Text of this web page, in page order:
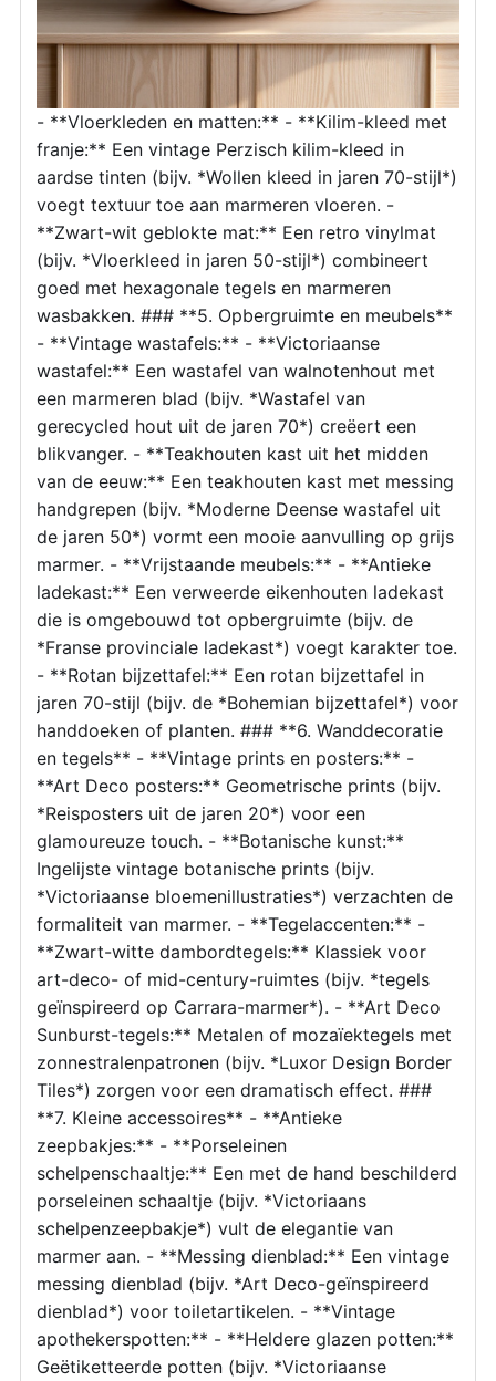
- **Vloerkleden en matten:** - **Kilim-kleed met
franje:** Een vintage Perzisch kilim-kleed in
aardse tinten (bijv. *Wollen kleed in jaren 70-stijl*)
voegt textuur toe aan marmeren vloeren. -
**Zwart-wit geblokte mat:** Een retro vinylmat
(bijv. *Vloerkleed in jaren 50-stijl*) combineert
goed met hexagonale tegels en marmeren
wasbakken. ### **5. Opbergruimte en meubels**
- **Vintage wastafels:** - **Victoriaanse
wastafel:** Een wastafel van walnotenhout met
een marmeren blad (bijv. *Wastafel van
gerecycled hout uit de jaren 70*) creëert een
blikvanger. - **Teakhouten kast uit het midden
van de eeuw:** Een teakhouten kast met messing
handgrepen (bijv. *Moderne Deense wastafel uit
de jaren 50*) vormt een mooie aanvulling op grijs
marmer. - **Vrijstaande meubels:** - **Antieke
ladekast:** Een verweerde eikenhouten ladekast
die is omgebouwd tot opbergruimte (bijv. de
*Franse provinciale ladekast*) voegt karakter toe.
- **Rotan bijzettafel:** Een rotan bijzettafel in
jaren 70-stijl (bijv. de *Bohemian bijzettafel*) voor
handdoeken of planten. ### **6. Wanddecoratie
en tegels** - **Vintage prints en posters:** -
**Art Deco posters:** Geometrische prints (bijv.
*Reisposters uit de jaren 20*) voor een
glamoureuze touch. - **Botanische kunst:**
Ingelijste vintage botanische prints (bijv.
*Victoriaanse bloemenillustraties*) verzachten de
formaliteit van marmer. - **Tegelaccenten:** -
**Zwart-witte dambordtegels:** Klassiek voor
art-deco- of mid-century-ruimtes (bijv. *tegels
geïnspireerd op Carrara-marmer*). - **Art Deco
Sunburst-tegels:** Metalen of mozaïektegels met
zonnestralenpatronen (bijv. *Luxor Design Border
Tiles*) zorgen voor een dramatisch effect. ###
**7. Kleine accessoires** - **Antieke
zeepbakjes:** - **Porseleinen
schelpenschaaltje:** Een met de hand beschilderd
porseleinen schaaltje (bijv. *Victoriaans
schelpenzeepbakje*) vult de elegantie van
marmer aan. - **Messing dienblad:** Een vintage
messing dienblad (bijv. *Art Deco-geïnspireerd
dienblad*) voor toiletartikelen. - **Vintage
apothekerspotten:** - **Heldere glazen potten:**
Geëtiketteerde potten (bijv. *Victoriaanse